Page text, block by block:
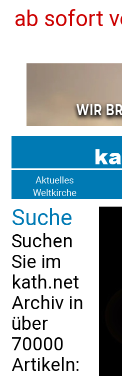
ab sofort
Suche
Suchen
Sie im
kath.net
Archiv in
über
70000
Artikeln: